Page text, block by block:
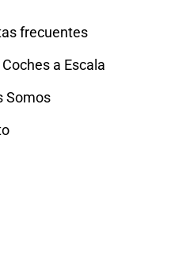
frecuentes
a Escala
Somos